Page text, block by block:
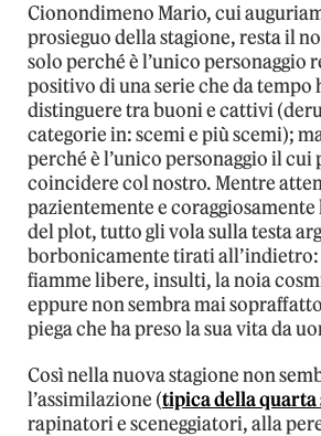
Cionondimeno Mario, cui
prosieguo della stagione, resta il
solo perché è l’unico personaggio
positivo di una serie che da tempo
distinguere tra buoni e cattivi
categorie in: scemi e più scemi);
perché è l’unico personaggio il
coincidere col nostro. Mentre
pazientemente e
del plot, tutto gli vola sulla testa
borbonicamente tirati
fiamme libere, insulti, la noia
eppure non sembra mai
piega che ha preso la sua vita da
Così nella nuova stagione non
l’assimilazione (tipica della quarta
rapinatori e sceneggiatori, alla